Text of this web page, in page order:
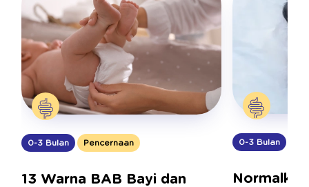
0-3 Bulan Pencernaan
13 Warna BAB Bayi dan
0-3 Bulan